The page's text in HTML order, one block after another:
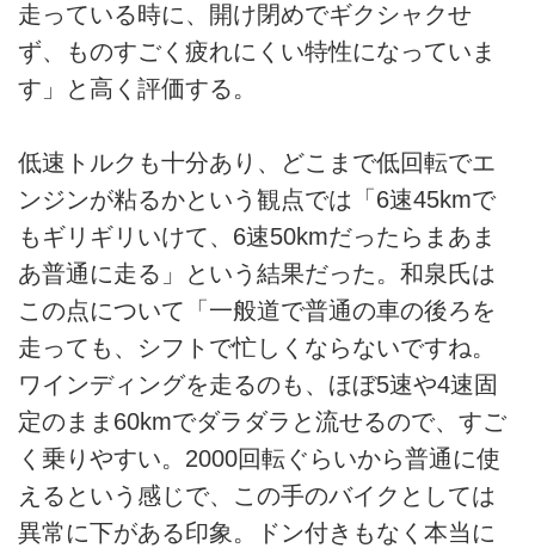
走っている時に、開け閉めでギクシャクせ
ず、ものすごく疲れにくい特性になっていま
す」と高く評価する。
低速トルクも十分あり、どこまで低回転でエ
ンジンが粘るかという観点では「6速45kmで
もギリギリいけて、6速50kmだったらまあま
あ普通に走る」という結果だった。和泉氏は
この点について「一般道で普通の車の後ろを
走っても、シフトで忙しくならないですね。
ワインディングを走るのも、ほぼ5速や4速固
定のまま60kmでダラダラと流せるので、すご
く乗りやすい。2000回転ぐらいから普通に使
えるという感じで、この手のバイクとしては
異常に下がある印象。ドン付きもなく本当に